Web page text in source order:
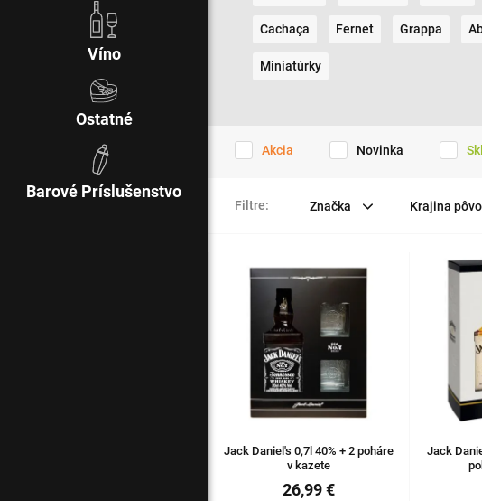
Cachaça Fernet Grappa
Miniatúrky
Akcia Novinka
Filtre: Značka Krajina
Jack Daniel's 0,7l 40% + 2 poháre
v kazete
26,99 €
Jack
Víno
Ostatné
Barové Príslušenstvo